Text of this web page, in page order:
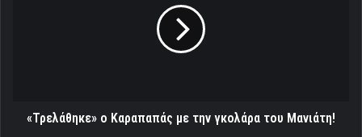
«Τρελάθηκε» ο Καραπαπάς με την γκολάρα του Μανιάτη!